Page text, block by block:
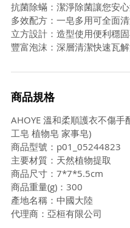
抗菌除蟎：潔淨除菌讓您安
多效配方：一皂多用可全面
立方設計：造型使用便利穩
豐富泡沫：深層清潔快速瓦
商品規格
AHOYE 溫和柔順護衣不傷
工皂 植物皂 家事皂)
商品型號：p01_05244823
主要材質：天然植物提取
商品尺寸：7*7*5.5cm
商品重量(g)：300
產地名稱：中國大陸
代理商：亞桓有限公司